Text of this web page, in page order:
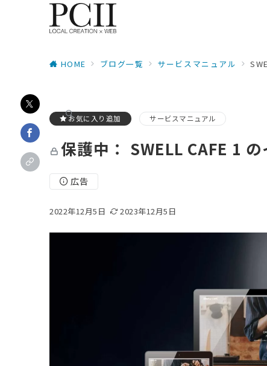
HOME ブログ一覧 サービスマニュアル
お気に入り追加 サービスマニュアル
保護中： SWELL CAFE 1
広告
2022年12月5日 2023年12月5日